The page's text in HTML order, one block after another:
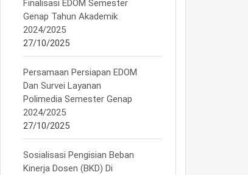
Finalisasi EDOM Semester
Genap Tahun Akademik
2024/2025
27/10/2025
Persamaan Persiapan EDOM
Dan Survei Layanan
Polimedia Semester Genap
2024/2025
27/10/2025
Sosialisasi Pengisian Beban
Kinerja Dosen (BKD) Di